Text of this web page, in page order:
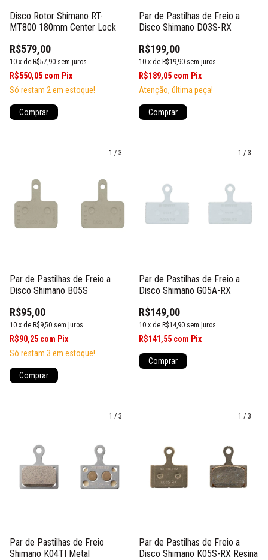
Disco Rotor Shimano RT-
MT800 180mm Center Lock
R$579,00
10 x de R$57,90 sem juros
R$550,05 com Pix
Só restam 2 em estoque!
Comprar
Par de Pastilhas de Freio a
Disco Shimano D03S-RX
R$199,00
10 x de R$19,90 sem juros
R$189,05 com Pix
Atenção, última peça!
1 / 3
Par de Pastilhas de Freio a
Disco Shimano B05S
R$95,00
10 x de R$9,50 sem juros
R$90,25 com Pix
Só restam 3 em estoque!
1 / 3
Par de Pastilhas de Freio a
Disco Shimano G05A-RX
R$149,00
10 x de R$14,90 sem juros
R$141,55 com Pix
1 / 3
Par de Pastilhas de Freio
Shimano K04TI Metal
1 / 3
Par de Pastilhas de Freio a
Disco Shimano K05S-RX Resina